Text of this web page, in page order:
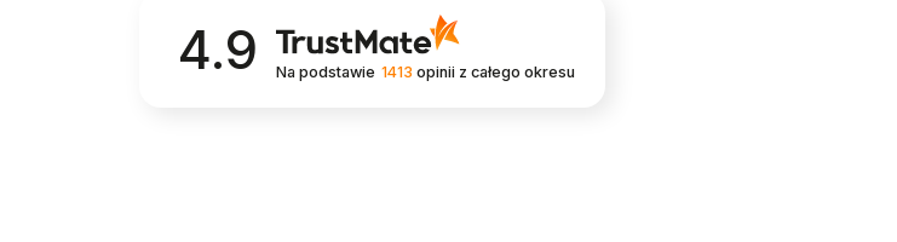
4.9 Na podstawie 1413 opinii z całego okresu